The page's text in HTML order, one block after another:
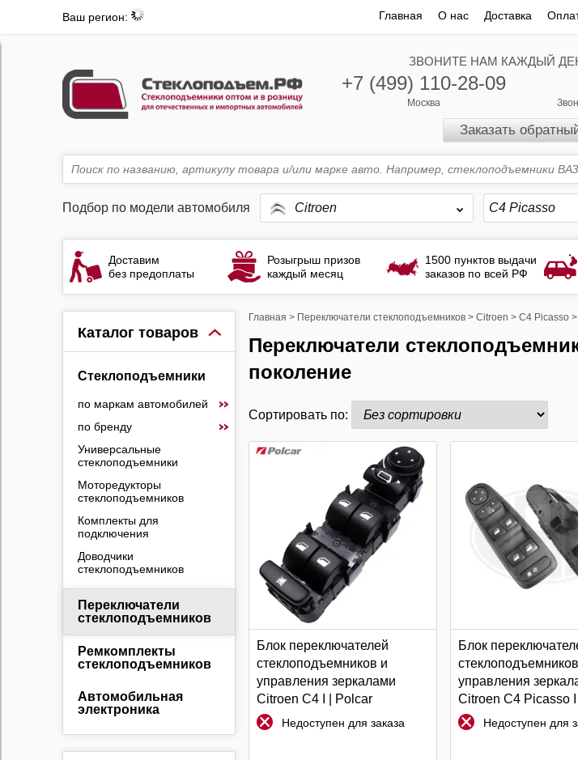
Ваш регион: Главная О нас Доставка
ЗВОНИТЕ НАМ КАЖДЫЙ
+7 (499) 110-28-09
Москва
Заказать
Подбор по модели автомобиля Citroen C4 Picasso
Доставим
без предоплаты
Розыгрыш призов
каждый месяц
1500 пунктов выдачи
заказов по всей РФ
Каталог товаров
Стеклоподъемники
по маркам автомобилей
по бренду
Универсальные
стеклоподъемники
Моторедукторы
стеклоподъемников
Комплекты для
подключения
Доводчики
стеклоподъемников
Переключатели
стеклоподъемников
Ремкомплекты
стеклоподъемников
Автомобильная
электроника
Противоугонные
устройства
Главная > Переключатели стеклоподъемников > Citroen > C4 Picasso >
Переключатели стеклоподъемников Citroen C4 Picasso 1
поколение
Сортировать по:
Блок переключателей
стеклоподъемников и
управления зеркалами
Citroen C4 I | Polcar
Недоступен для заказа
Блок
управления
Citroen C4 Picasso
Недоступен для